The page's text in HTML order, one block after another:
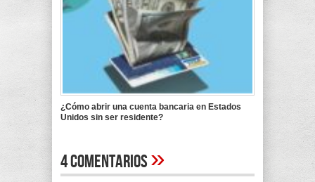
¿Cómo abrir una cuenta bancaria en Estados
Unidos sin ser residente?
4 Comentarios»